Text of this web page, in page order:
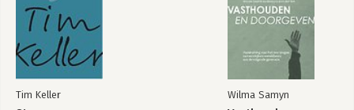
Tim Keller Wilma Samyn